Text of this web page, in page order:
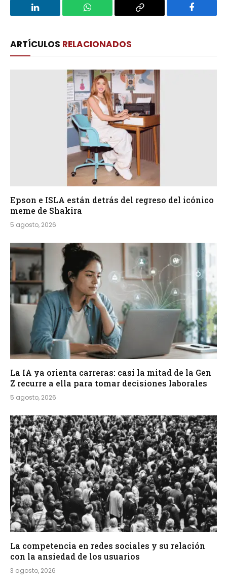
LinkedIn WhatsApp
Copy
Facebook
ARTÍCULOS RELACIONADOS
Epson e ISLA están detrás del regreso del icónico
meme de Shakira
5 agosto, 2026
La IA ya orienta carreras: casi la mitad de la Gen
Z recurre a ella para tomar decisiones laborales
5 agosto, 2026
La competencia en redes sociales y su relación
con la ansiedad de los usuarios
3 agosto, 2026